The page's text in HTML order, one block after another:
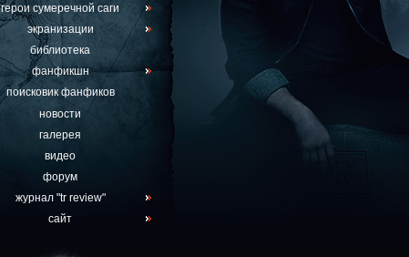
герои сумеречной саги
экранизации
библиотека
фанфикшн
поисковик фанфиков
новости
галерея
видео
форум
журнал "tr review"
сайт